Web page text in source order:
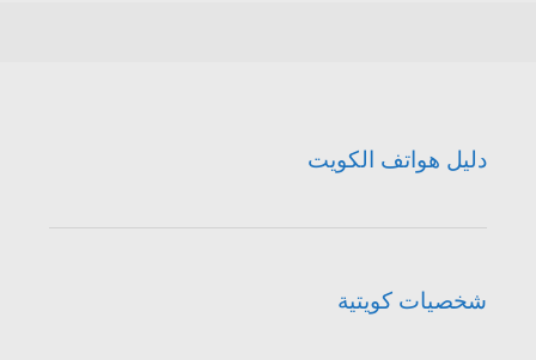
دليل هواتف الكويت
شخصيات كويتية